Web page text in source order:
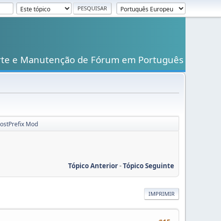
e Manutenção de Fórum em Português
Mod
Tópico Anterior-Tópico Seguinte
IMPRIMIR